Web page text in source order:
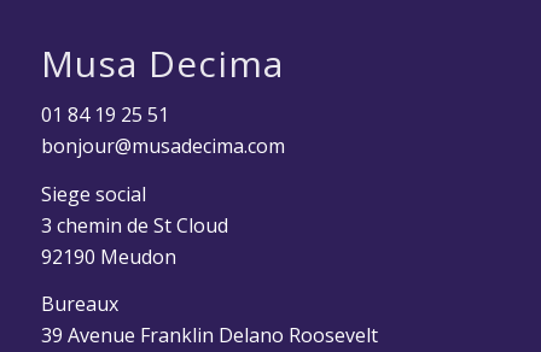
Musa Decima
01 84 19 25 51
bonjour@musadecima.com
Siege social
3 chemin de St Cloud
92190 Meudon
Bureaux
39 Avenue Franklin Delano Roosevelt